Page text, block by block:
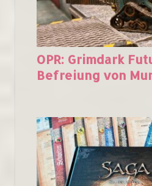
OPR: Grimdark
Befreiung von